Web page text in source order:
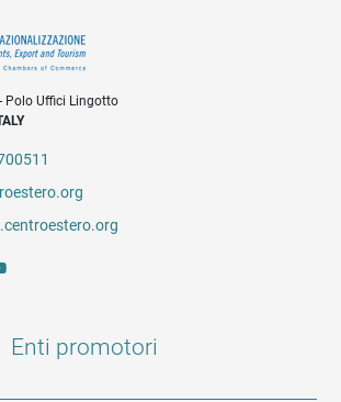
Polo Uffici Lingotto
Enti promotori